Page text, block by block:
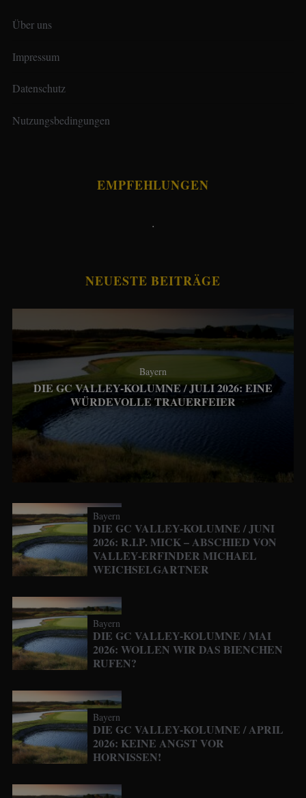
Über uns
Impressum
Datenschutz
Nutzungsbedingungen
EMPFEHLUNGEN
.
NEUESTE BEITRÄGE
Bayern
DIE GC VALLEY-KOLUMNE / JULI 2026: EINE
WÜRDEVOLLE TRAUERFEIER
Bayern
DIE GC VALLEY-KOLUMNE / JUNI
2026: R.I.P. MICK – ABSCHIED VON
VALLEY-ERFINDER MICHAEL
WEICHSELGARTNER
Bayern
DIE GC VALLEY-KOLUMNE / MAI
2026: WOLLEN WIR DAS BIENCHEN
RUFEN?
Bayern
DIE GC VALLEY-KOLUMNE / APRIL
2026: KEINE ANGST VOR
HORNISSEN!